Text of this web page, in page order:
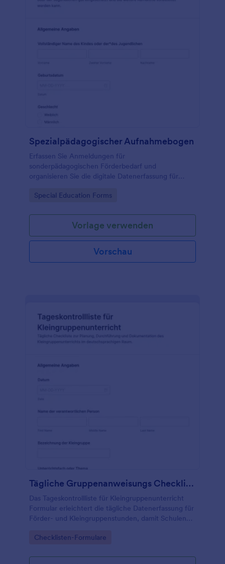
Spezialpädagogischer Aufnahmebogen
Erfassen Sie Anmeldungen für
sonderpädagogischen Förderbedarf und
organisieren Sie die digitale Datenerfassung für
Formularvorlage in Jotform.
Go to Category:
Special Education Forms
Vorlage verwenden
Vorschau
Tägliche Gruppenanweisungs Checkliste Formular
Das Tageskontrollliste für Kleingruppenunterricht
Formular erleichtert die tägliche Datenerfassung für
Förder- und Kleingruppenstunden, damit Schulen
Schritte konsistent festhalten können.
Go to Category:
Checklisten-Formulare